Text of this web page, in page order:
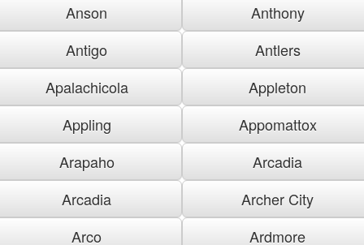
Anson
Anthony
Antigo
Antlers
Apalachicola
Appleton
Appling
Appomattox
Arapaho
Arcadia
Arcadia
Archer City
Arco
Ardmore